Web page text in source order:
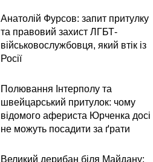
Анатолій Фурсов: запит притулку
та правовий захист ЛГБТ-
військовослужбовця, який втік із
Росії
Полювання Інтерполу та
швейцарський притулок: чому
відомого афериста Юрченка досі
не можуть посадити за ґрати
Великий дерибан біля Майдану: